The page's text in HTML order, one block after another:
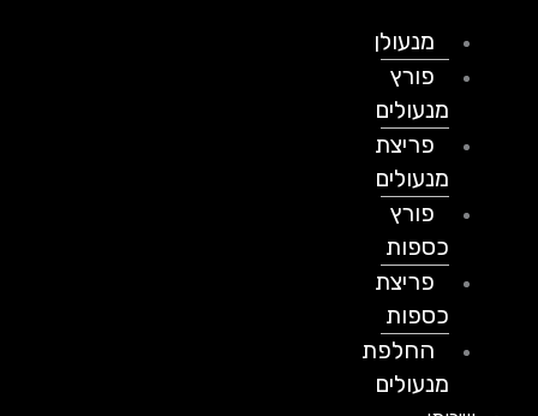
מנעולן
פורץ
מנעולים
פריצת
מנעולים
פורץ
כספות
פריצת
כספות
החלפת
מנעולים